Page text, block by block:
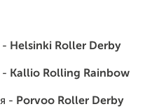
- Helsinki Roller Derby
- Kallio Rolling Rainbow
- Porvoo Roller Derby